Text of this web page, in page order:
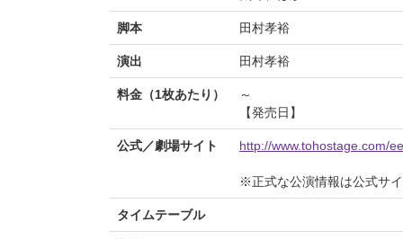
脚本 田村孝裕
演出 田村孝裕
料金（1枚あたり）
～
【発売日】
公式／劇場サイト http://www.tohostage.com/
※正式な公演情報は公式サイ
タイムテーブル